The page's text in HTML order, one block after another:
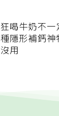
狂喝牛奶不
種隱形補鈣
沒用